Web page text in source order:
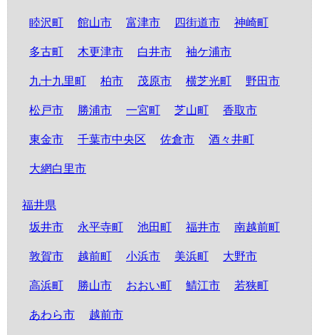
睦沢町 館山市 富津市 四街道市 神崎町
多古町 木更津市 白井市 袖ケ浦市
九十九里町 柏市 茂原市 横芝光町 野田市
松戸市 勝浦市 一宮町 芝山町 香取市
東金市 千葉市中央区 佐倉市 酒々井町
大網白里市
福井県
坂井市
永平寺町 池田町 福井市 南越前町
敦賀市 越前町 小浜市 美浜町 大野市
高浜町 勝山市 おおい町 鯖江市 若狭町
あわら市 越前市